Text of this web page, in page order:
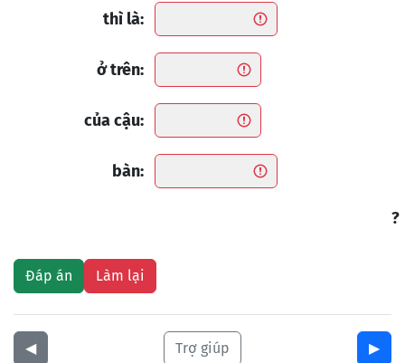
thì là:
ở trên:
của cậu:
bàn:
?
◀︎ Trợ giúp ▶︎